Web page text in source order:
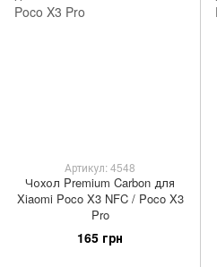
Артикул: 4548
Чохол Premium Carbon для
Xiaomi Poco X3 NFC / Poco X3
Pro
165 грн